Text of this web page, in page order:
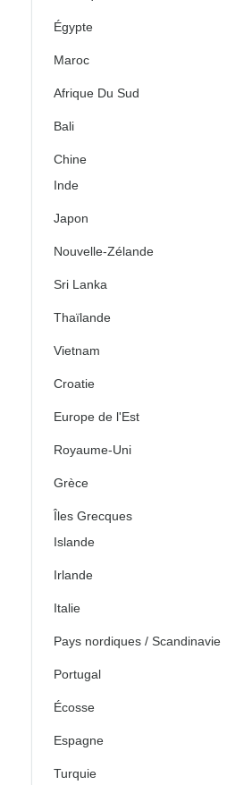
Égypte
Maroc
Afrique Du Sud
Bali
Chine
Inde
Japon
Nouvelle-Zélande
Sri Lanka
Thaïlande
Vietnam
Croatie
Europe de l'Est
Royaume-Uni
Grèce
Îles Grecques
Islande
Irlande
Italie
Pays nordiques / Scandinavie
Portugal
Écosse
Espagne
Turquie